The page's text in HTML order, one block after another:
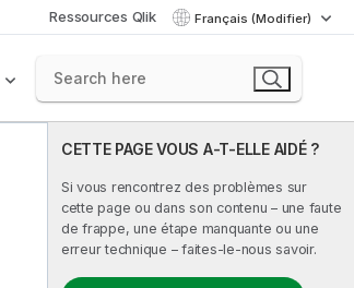
Ressources Qlik Français (Modifier)
CETTE PAGE VOUS A-T-ELLE AIDÉ ?
Si vous rencontrez des problèmes sur
cette page ou dans son contenu – une faute
de frappe, une étape manquante ou une
erreur technique – faites-le-nous savoir.